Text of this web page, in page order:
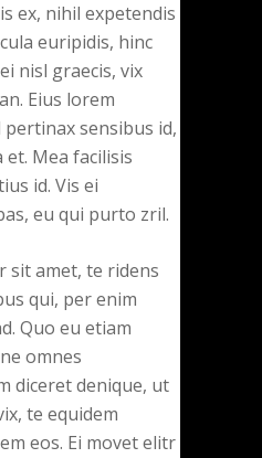
ex, nihil expetendis
euripidis, hinc
nisl graecis, vix
Eius lorem
sensibus id,
Mea facilisis
id. Vis ei
eu qui purto zril.
sit amet, te ridens
qui, per enim
Quo eu etiam
omnes
diceret denique, ut
te equidem
eos. Ei movet elitr